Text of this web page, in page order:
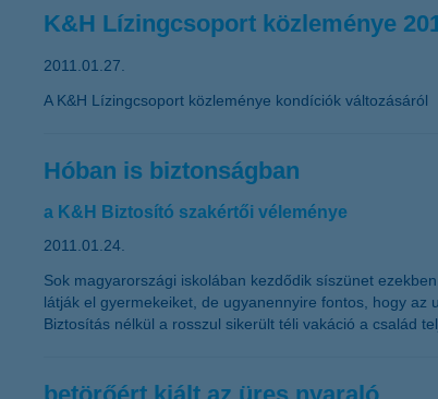
K&H Lízingcsoport közleménye
2011.01.27.
A K&H Lízingcsoport közleménye kondíciók változásáról
Hóban is biztonságban
a K&H Biztosító szakértői véleménye
2011.01.24.
Sok magyarországi iskolában kezdődik síszünet
látják el gyermekeiket, de ugyanennyire fontos, hogy az
Biztosítás nélkül a rosszul sikerült téli vakáció a család